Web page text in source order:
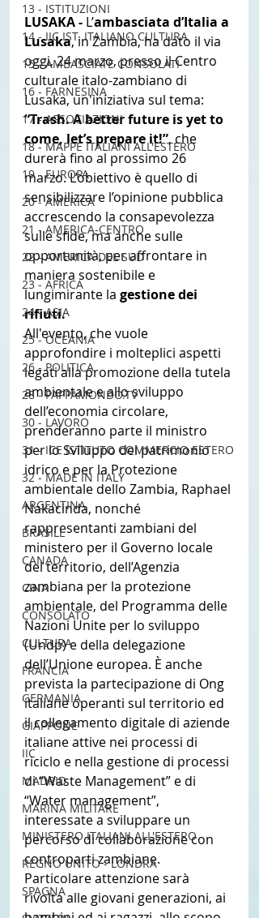
13 - ISTITUZIONI
14 - IIC IST. ITALIANO CULTURA
15 - AMBASCIATE CONSOLATI
16 - FARNESINA
17 - ASSOCIAZIONI
18 - MAPPE ITALIANI ALL'ESTERO
19 - EUROPA
20 - AMERICA
21 - AMERICA-CENTRO
22 - AMERICA DEL SUD
23 - AFRICA
24 - ASIA
25 - OCEANIA
26 - POLITICA
28 - PAPPAMONDO.TV
30 - LAVORO
31 - ICE ISTITUTO COMMERCIO ESTERO
32 - MADE IN ITALY
ARGENTINA
BRASILE
CANADA
CINA
CONSOLATO
CULTURA
FRANCIA
GERMANIA
GIAPPONE
IIC
MADRID
MARINA MILITARE
MINISTERO ITALIANI ALL'ESTERO
REGNO UNITO - LONDRA
SPAGNA
LUSAKA - L’ambasciata d’Italia a
Lusaka, in Zambia, ha dato il via
oggi, 24 marzo, presso il Centro
culturale italo-zambiano di
Lusaka, un'iniziativa sul tema:
“Trash. A better future is yet to
come, let’s prepare it!”, che
durerà fino al prossimo 26
marzo. L’obiettivo è quello di
sensibilizzare l’opinione pubblica
accrescendo la consapevolezza
sulle sfide, ma anche sulle
opportunità, per affrontare in
maniera sostenibile e
lungimirante la gestione dei
rifiuti.
All'evento, che vuole
approfondire i molteplici aspetti
legati alla promozione della tutela
ambientale e allo sviluppo
dell’economia circolare,
prenderanno parte il ministro
per lo Sviluppo del patrimonio
idrico e per la Protezione
ambientale dello Zambia, Raphael
Nakacinda, nonché
rappresentanti zambiani del
ministero per il Governo locale
del territorio, dell’Agenzia
zambiana per la protezione
ambientale, del Programma delle
Nazioni Unite per lo sviluppo
(Undp) e della delegazione
dell’Unione europea. È anche
prevista la partecipazione di Ong
italiane operanti sul territorio ed
il collegamento digitale di aziende
italiane attive nei processi di
riciclo e nella gestione di processi
di “Waste Management” e di
“Water management”,
interessate a sviluppare un
percorso di collaborazione con
controparti zambiane.
Particolare attenzione sarà
rivolta alle giovani generazioni, ai